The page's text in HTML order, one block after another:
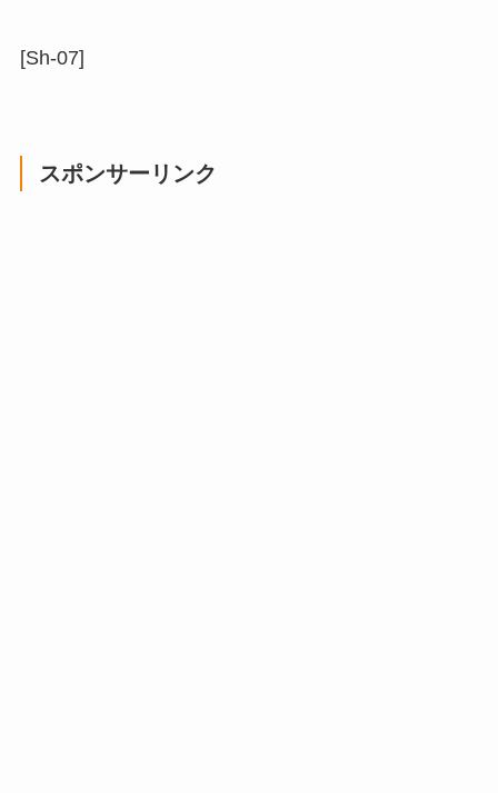
[Sh-07]
スポンサーリンク